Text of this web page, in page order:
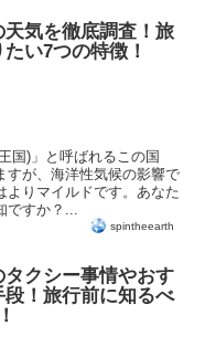
天気を徹底調査！旅
い7つの特徴！
国)」と呼ばれるこの国
すが、海洋性気候の影響で
よりマイルドです。あなた
ですか？...
spintheearth
タクシー事情やおす
段！旅行前に知るべ